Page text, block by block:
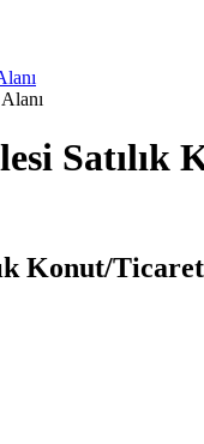
Satılık
Konut/